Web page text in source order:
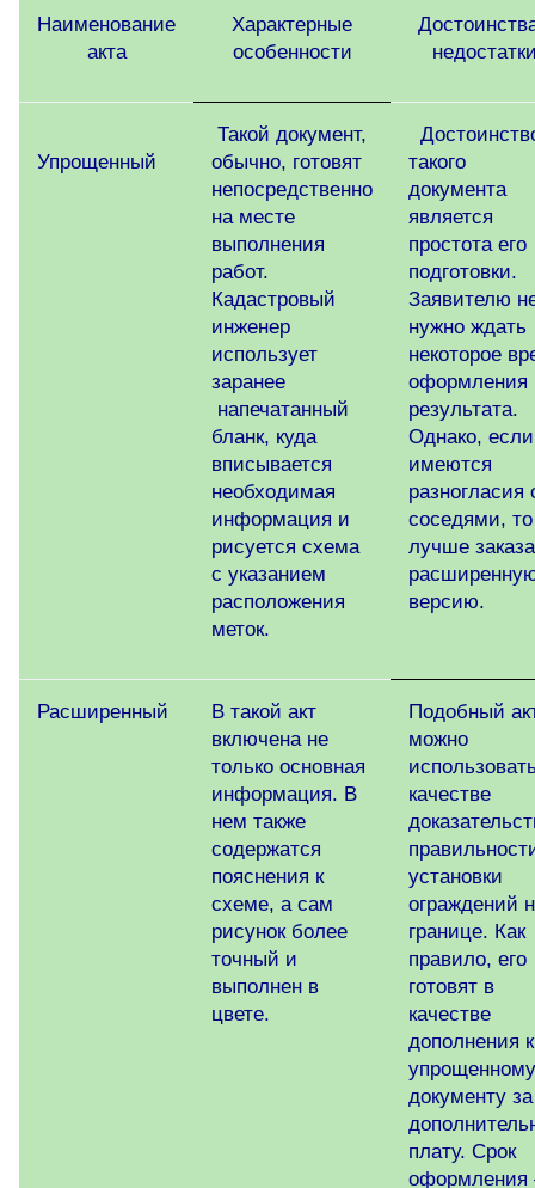
Наименование
акта
Характерные
особенности
Упрощенный
Такой документ,
обычно, готовят
непосредственно
на месте
выполнения
работ.
Кадастровый
инженер
использует
заранее
напечатанный
бланк, куда
вписывается
необходимая
информация и
рисуется схема
с указанием
расположения
меток.
такого
документа
является
простота его
подготовки.
Заявителю
нужно ждать
некоторое
оформления
результата.
Однако, если
имеются
разногласия
соседями, то
лучше
версию.
Расширенный
В такой акт
включена не
только основная
информация. В
нем также
содержатся
пояснения к
схеме, а сам
рисунок более
точный и
выполнен в
цвете.
Подобный
можно
качестве
установки
ограждений
границе. Как
правило, его
готовят в
качестве
дополнения к
упрощенному
документу за
плату. Срок
оформления